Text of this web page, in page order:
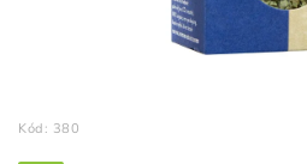
Kód: 380